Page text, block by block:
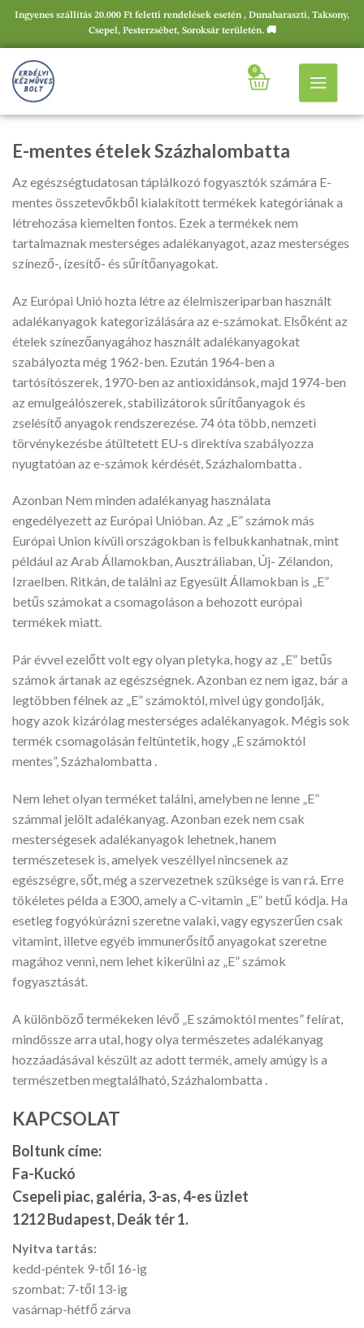
Ingyenes szállítás 20.000 Ft feletti rendelések esetén , Dunaharaszti, Taksony,
Csepel, Pesterzsébet, Soroksár területén. 🚚
0
E-mentes ételek Százhalombatta
Az egészségtudatosan táplálkozó fogyasztók számára E-
mentes összetevőkből kialakított termékek kategóriának a
létrehozása kiemelten fontos. Ezek a termékek nem
tartalmaznak mesterséges adalékanyagot, azaz mesterséges
színező-, ízesítő- és sűrítőanyagokat.
Az Európai Unió hozta létre az élelmiszeriparban használt
adalékanyagok kategorizálására az e-számokat. Elsőként az
ételek színezőanyagához használt adalékanyagokat
szabályozta még 1962-ben. Ezután 1964-ben a
tartósítószerek, 1970-ben az antioxidánsok, majd 1974-ben
az emulgeálószerek, stabilizátorok sűrítőanyagok és
zselésítő anyagok rendszerezése. 74 óta több, nemzeti
törvénykezésbe átültetett EU-s direktíva szabályozza
nyugtatóan az e-számok kérdését, Százhalombatta .
Azonban Nem minden adalékanyag használata
engedélyezett az Európai Unióban. Az „E” számok más
Európai Union kívüli országokban is felbukkanhatnak, mint
például az Arab Államokban, Ausztráliaban, Új- Zélandon,
Izraelben. Ritkán, de találni az Egyesült Államokban is „E”
betűs számokat a csomagoláson a behozott európai
termékek miatt.
Pár évvel ezelőtt volt egy olyan pletyka, hogy az „E” betűs
számok ártanak az egészségnek. Azonban ez nem igaz, bár a
legtöbben félnek az „E” számoktól, mivel úgy gondolják,
hogy azok kizárólag mesterséges adalékanyagok. Mégis sok
termék csomagolásán feltüntetik, hogy „E számoktól
mentes”, Százhalombatta .
Nem lehet olyan terméket találni, amelyben ne lenne „E”
számmal jelölt adalékanyag. Azonban ezek nem csak
mesterségesek adalékanyagok lehetnek, hanem
természetesek is, amelyek veszéllyel nincsenek az
egészségre, sőt, még a szervezetnek szüksége is van rá. Erre
tökéletes példa a E300, amely a C-vitamin „E” betű kódja. Ha
esetleg fogyókúrázni szeretne valaki, vagy egyszerűen csak
vitamint, illetve egyéb immunerősítő anyagokat szeretne
magához venni, nem lehet kikerülni az „E” számok
fogyasztását.
A különböző termékeken lévő „E számoktól mentes” felírat,
mindössze arra utal, hogy olya természetes adalékanyag
hozzáadásával készült az adott termék, amely amúgy is a
természetben megtalálható, Százhalombatta .
KAPCSOLAT
Boltunk címe:
Fa-Kuckó
Csepeli piac, galéria, 3-as, 4-es üzlet
1212 Budapest, Deák tér 1.
Nyitva tartás:
kedd-péntek 9-től 16-ig
szombat: 7-től 13-ig
vasárnap-hétfő zárva